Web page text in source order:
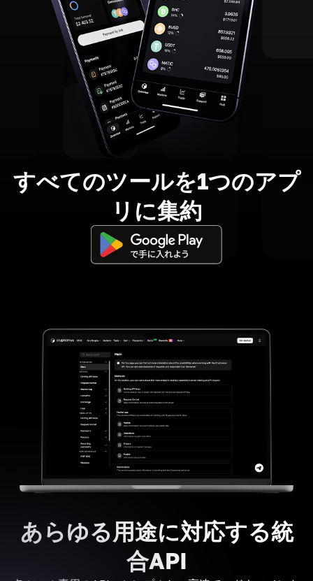
すべてのツールを1つのアプ
リに集約
あらゆる用途に対応する統
合API